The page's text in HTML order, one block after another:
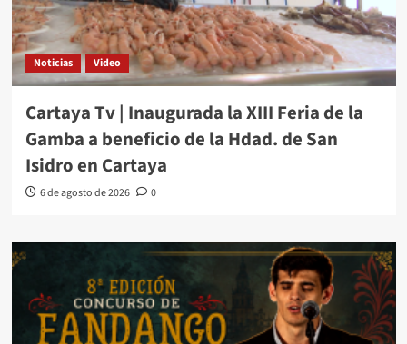
Noticias Video
Cartaya Tv | Inaugurada la XIII Feria de la
Gamba a beneficio de la Hdad. de San
Isidro en Cartaya
6 de agosto de 2026 0